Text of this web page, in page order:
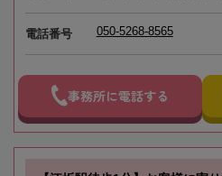
電話番号 050-5268-8565
事務所に電話する